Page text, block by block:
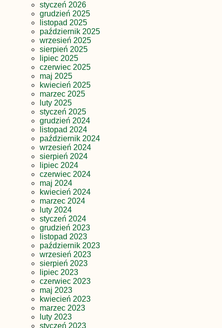
styczeń 2026
grudzień 2025
listopad 2025
październik 2025
wrzesień 2025
sierpień 2025
lipiec 2025
czerwiec 2025
maj 2025
kwiecień 2025
marzec 2025
luty 2025
styczeń 2025
grudzień 2024
listopad 2024
październik 2024
wrzesień 2024
sierpień 2024
lipiec 2024
czerwiec 2024
maj 2024
kwiecień 2024
marzec 2024
luty 2024
styczeń 2024
grudzień 2023
listopad 2023
październik 2023
wrzesień 2023
sierpień 2023
lipiec 2023
czerwiec 2023
maj 2023
kwiecień 2023
marzec 2023
luty 2023
styczeń 2023